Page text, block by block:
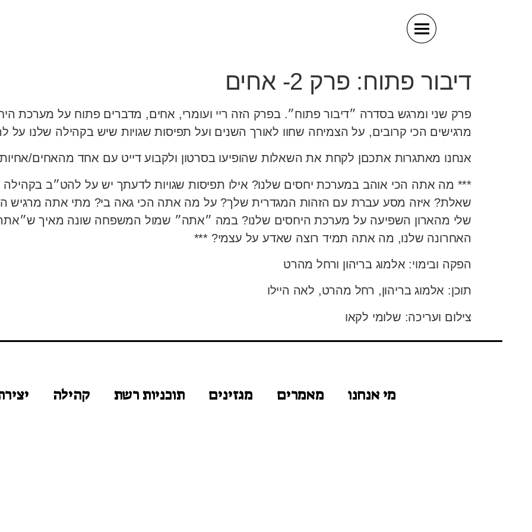
דיבור פתוח: פרק 2- אחים
פרק שני ומרגש בסדרה ״דיבור פתוח״. בפרק הזה ריי ועומרי, אחים, מדברים פתוח על מערכת
מרגישים הכי קרובים, על הצמיחה שחוו לאורך השנים ועל תפיסות שגויות שיש בקהילה שלנו על
אנחנו מאתגרות אתכםן לקחת את השאלות שהופיעו בסרטון ולקבוע דייט עם אחד מהאחים/
*** מה אתה הכי אוהב במערכת יחסים שלנו? אילו תפיסות שגויות לדעתך יש על להט״ב
שאלת? איזה מסע עברת עם הזהות המגדרית שלך? על מה אתה הכי גאה בי? מתי אתה מרגיש
שלי מהארון השפיעה על מערכת היחסים שלנו? במה ״אתה״ שמול המשפחה שונה מאיך
האחרונה שלנו, מה אתה תמיד רוצה שאדע על עצמי? ***
הפקה ובימוי: אלמוג בריהון ורחל מהרט
תוכן: אלמוג בריהון, רחל מהרט, לאה היילו
צילום ועריכה: שלומי לקאו
מי אנחנו מאמרים מגזינים תוכניות רשת קהילה